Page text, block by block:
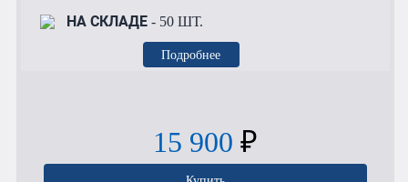
НА СКЛАДЕ- 50 ШТ.
Подробнее
15 900 ₽